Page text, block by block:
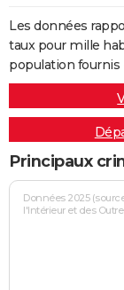
Les données
taux pour mille
population fournis
Principaux
Données 2025
l'Intérieur et des